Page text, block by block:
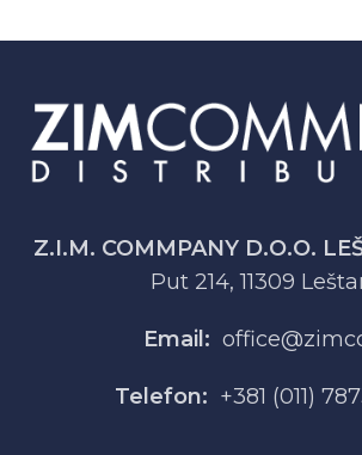
Z.I.M. COMMPANY D.O.O.
Put 214, 11309
Email:
Telefon: +381 (011)